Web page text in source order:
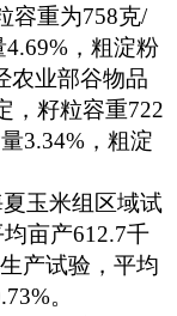
容重为758克/
4.69% ，粗淀粉
农业部谷物品
，籽粒容重722
3.34% ，粗淀
玉米组区域试
亩产612.7千
产试验，平均
。